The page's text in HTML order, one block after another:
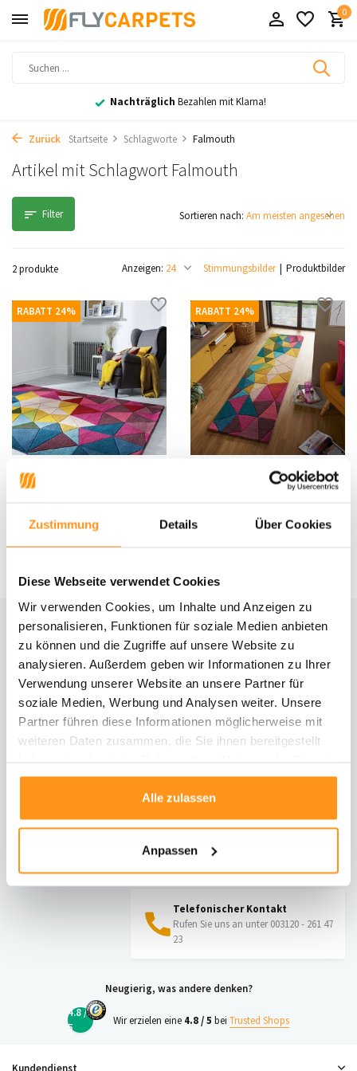
Zustimmung Details Über Cookies
Diese Webseite verwendet Cookies
Wir verwenden Cookies, um Inhalte und Anzeigen zu
personalisieren, Funktionen für soziale Medien anbieten
zu können und die Zugriffe auf unsere Website zu
analysieren. Außerdem geben wir Informationen zu Ihrer
Verwendung unserer Website an unsere Partner für
soziale Medien, Werbung und Analysen weiter. Unsere
Partner führen diese Informationen möglicherweise mit
weiteren Daten zusammen, die Sie ihnen bereitgestellt
gesammelt haben.
Alle zulassen
Anpassen
0
Nachträglich Bezahlen mit Klarna!
Zurück Startseite Schlagworte Falmouth
Artikel mit Schlagwort Falmouth
Filter
2 produkte Stimmungsbilder Produktbilder
Anzeigen:
Sortieren nach:
RABATT 24%
Teppich Falmouth - Kurzflor -
100% Wolle - Geo Modern - Multi
UVP 274,95 209,95 *
RABATT 24%
Läufer - Falmouth Modern Wool
UVP 139,95 *
Brauchst du Hilfe?
Kontaktiere unseren Kundenservice
Rücksendung
Informationen zur Rücksendung
Direkt chatten
vragen@flycarpets.nl
Telefonischer Kontakt
Rufen Sie uns an unter 003120 - 261 47
23
Neugierig, was andere denken?
4.8 /
5
Wir erzielen eine 4.8 / 5 bei Trusted Shops
Kundendienst